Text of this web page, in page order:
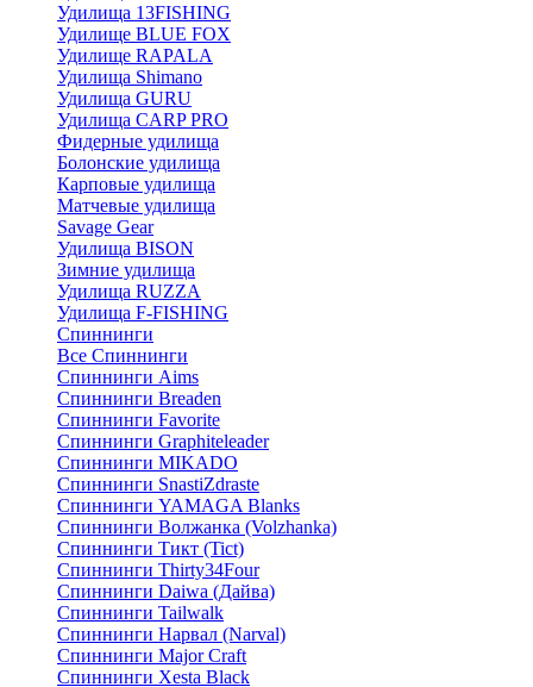
Удилища 13FISHING
Удилище BLUE FOX
Удилище RAPALA
Удилища Shimano
Удилища GURU
Удилища CARP PRO
Фидерные удилища
Болонские удилища
Карповые удилища
Матчевые удилища
Savage Gear
Удилища BISON
Зимние удилища
Удилища RUZZA
Удилища F-FISHING
Спиннинги
Все Спиннинги
Спиннинги Aims
Спиннинги Breaden
Спиннинги Favorite
Спиннинги Graphiteleader
Спиннинги MIKADO
Спиннинги SnastiZdraste
Спиннинги YAMAGA Blanks
Спиннинги Волжанка (Volzhanka)
Спиннинги Тикт (Tict)
Спиннинги Thirty34Four
Спиннинги Daiwa (Дайва)
Спиннинги Tailwalk
Спиннинги Нарвал (Narval)
Спиннинги Major Craft
Спиннинги Xesta Black